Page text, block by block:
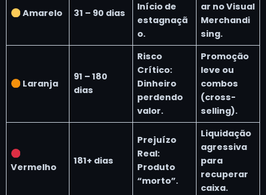
Amarelo 31 – 90 dias
Início de
estagnaçã
o.
ar no Visual
Merchandi
sing.
Laranja
91 – 180
dias
Risco
Crítico:
Dinheiro
perdendo
valor.
Promoção
leve ou
combos
(cross-
selling).
Vermelho
181+ dias
Prejuízo
Real:
Produto
“morto”.
Liquidação
agressiva
para
recuperar
caixa.